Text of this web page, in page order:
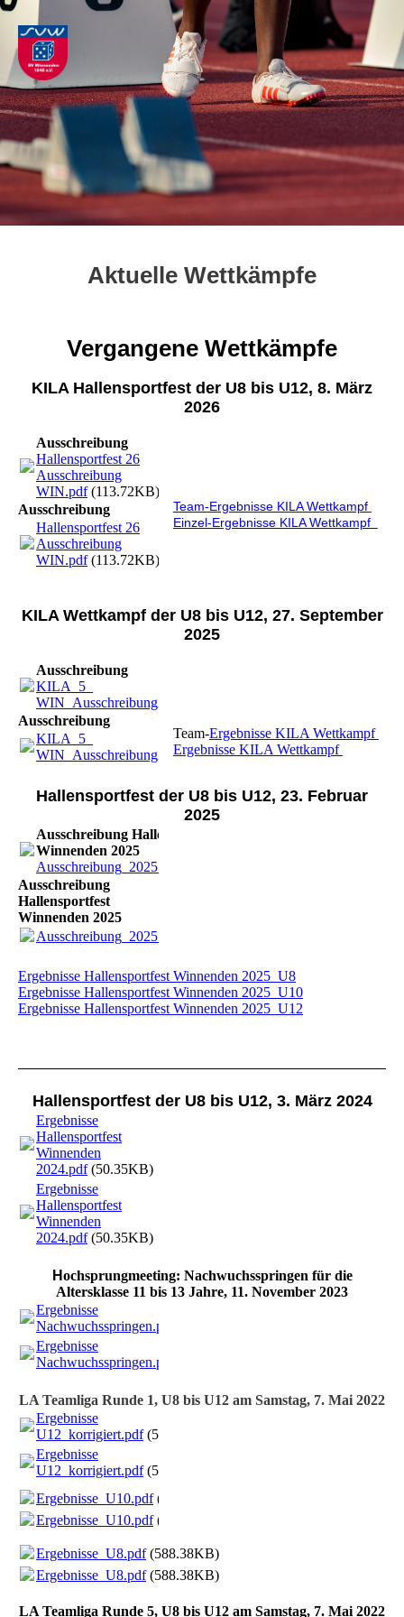
Aktuelle Wettkämpfe
Vergangene Wettkämpfe
KILA Hallensportfest der U8 bis U12, 8. März
2026
Ausschreibung
Hallensportfest 26
Ausschreibung
WIN.pdf(113.72KB)
Ausschreibung
Hallensportfest 26
Ausschreibung
WIN.pdf(113.72KB)
Team-Ergebnisse KILA Wettkampf
Einzel-Ergebnisse KILA Wettkampf
KILA Wettkampf der U8 bis U12, 27. September
2025
Ausschreibung
KILA_5_
WIN_Ausschreibung2025.pdf
Ausschreibung
KILA_5_
WIN_Ausschreibung2025.pdf(156.16KB)
Team-Ergebnisse KILA Wettkampf
Ergebnisse KILA Wettkampf
Hallensportfest der U8 bis U12, 23. Februar
2025
Ausschreibung Hallensportfest
Winnenden 2025
Ausschreibung_2025.pdf
Ausschreibung
Hallensportfest
Winnenden 2025
Ausschreibung_2025.pdf
Ergebnisse Hallensportfest Winnenden 2025_U8
Ergebnisse Hallensportfest Winnenden 2025_U10
Ergebnisse Hallensportfest Winnenden 2025_U12
Hallensportfest der U8 bis U12, 3. März 2024
Ergebnisse
Hallensportfest
Winnenden
2024.pdf(50.35KB)
Ergebnisse
Hallensportfest
Winnenden
2024.pdf(50.35KB)
Hochsprungmeeting: Nachwuchsspringen für die
Altersklasse 11 bis 13 Jahre, 11. November 2023
Ergebnisse
Nachwuchsspringen.pdf
Ergebnisse
Nachwuchsspringen.pdf
LA Teamliga Runde 1, U8 bis U12 am Samstag, 7. Mai 2022
Ergebnisse
U12_korrigiert.pdf(590.81KB)
Ergebnisse
U12_korrigiert.pdf(590.81KB)
Ergebnisse_U10.pdf(586.05KB)
Ergebnisse_U10.pdf(586.05KB)
Ergebnisse_U8.pdf(588.38KB)
Ergebnisse_U8.pdf(588.38KB)
LA Teamliga Runde 5, U8 bis U12 am Samstag, 7. Mai 2022